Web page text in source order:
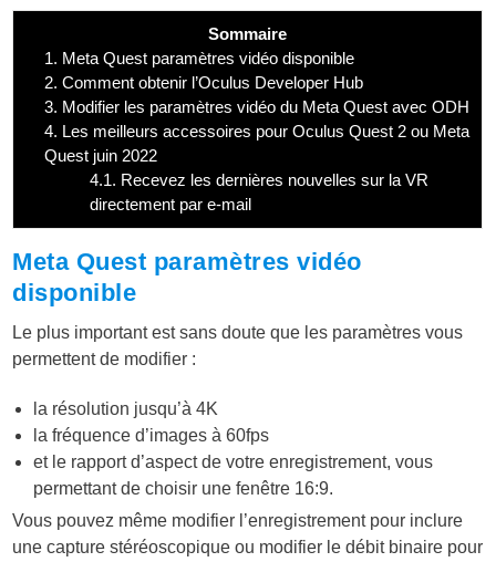
Sommaire
1. Meta Quest paramètres vidéo disponible
2. Comment obtenir l’Oculus Developer Hub
3. Modifier les paramètres vidéo du Meta Quest avec ODH
4. Les meilleurs accessoires pour Oculus Quest 2 ou Meta
Quest juin 2022
4.1. Recevez les dernières nouvelles sur la VR
directement par e-mail
Meta Quest paramètres vidéo
disponible
Le plus important est sans doute que les paramètres vous
permettent de modifier :
la résolution jusqu’à 4K
la fréquence d’images à 60fps
et le rapport d’aspect de votre enregistrement, vous
permettant de choisir une fenêtre 16:9.
Vous pouvez même modifier l’enregistrement pour inclure
une capture stéréoscopique ou modifier le débit binaire pour